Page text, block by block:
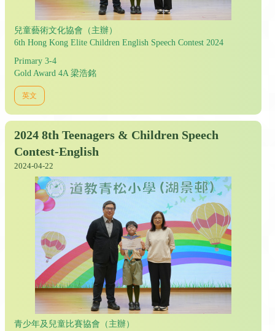
兒童藝術文化協會（主辦）
6th Hong Kong Elite Children English Speech Contest 2024
Primary 3-4
Gold Award 4A 梁浩銘
英文
2024 8th Teenagers & Children Speech
Contest-English
2024-04-22
青少年及兒童比賽協會（主辦）